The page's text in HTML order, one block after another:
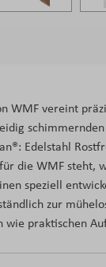
WMF vereint
Edelstahl
die WMF steht,
speziell
zur
wie praktischen